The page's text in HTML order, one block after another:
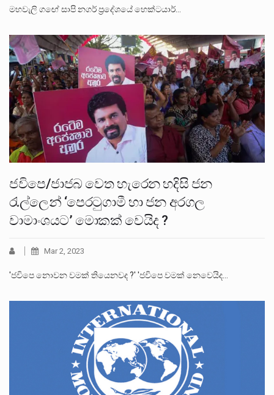
මහවැලි ගඟේ සාපි නගර් ප්‍රදේශයේ හෙක්ටයාර්…
ජවිපෙ/ජාජබ වෙත හැරෙන හදිසි ජන
රැල්ලෙන් ‘පෙරටුගාමී හා ජන අරගල
වාමාංශයට’ මොකක් වෙයිද ?
Mar 2, 2023
'ජවිපෙ නොවන වමක් තියෙනවද ?' 'ජවිපෙ වමක් නෙවෙයිද…